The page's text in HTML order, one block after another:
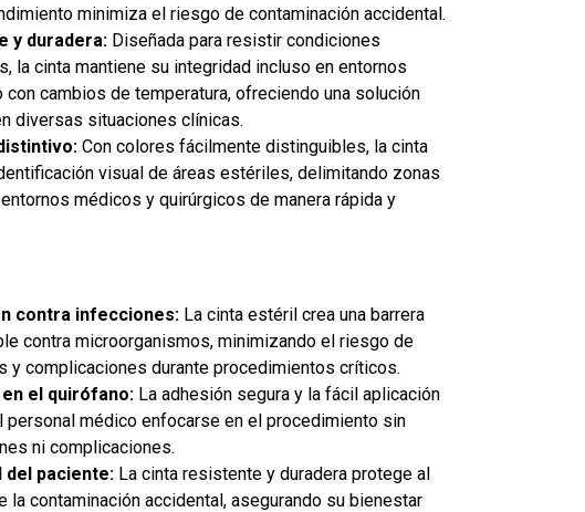
minimiza el riesgo de contaminación accidental.
y duradera: Diseñada para resistir condiciones
la cinta mantiene su integridad incluso en entornos
con cambios de temperatura, ofreciendo una solución
diversas situaciones clínicas.
Con colores fácilmente distinguibles, la cinta
visual de áreas estériles, delimitando zonas
médicos y quirúrgicos de manera rápida y
contra infecciones: La cinta estéril crea una barrera
contra microorganismos, minimizando el riesgo de
y complicaciones durante procedimientos críticos.
el quirófano: La adhesión segura y la fácil aplicación
personal médico enfocarse en el procedimiento sin
ni complicaciones.
del paciente: La cinta resistente y duradera protege al
la contaminación accidental, asegurando su bienestar